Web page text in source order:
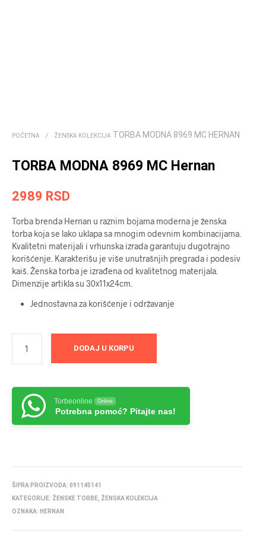
POČETNA / ŽENSKA KOLEKCIJA TORBA MODNA 8969 MC HERNAN
TORBA MODNA 8969 MC Hernan
2989 RSD
Torba brenda Hernan u raznim bojama moderna je ženska
torba koja se lako uklapa sa mnogim odevnim kombinacijama.
Kvalitetni materijali i vrhunska izrada garantuju dugotrajno
korišćenje. Karakterišu je više unutrašnjih pregrada i podesiv
kaiš. Ženska torba je izrađena od kvalitetnog materijala.
Dimenzije artikla su 30x11x24cm.
Jednostavna za korišćenje i održavanje
DODAJ U KORPU
Torbeonline Online
Potrebna pomoć? Pitajte nas!
ŠIFRA PROIZVODA: 091145141
KATEGORIJE: ŽENSKE TORBE ŽENSKA KOLEKCIJA
OZNAKA: HERNAN